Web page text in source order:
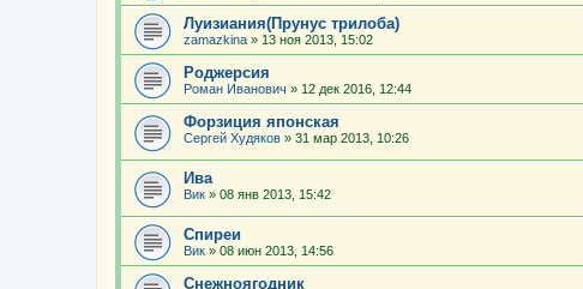
Луизиания(Прунус трилоба)
zamazkina » 13 ноя 2013, 15:02
Роджерсия
Роман Иванович » 12 дек 2016, 12:44
Форзиция японская
Сергей Худяков » 31 мар 2013, 10:26
Ива
Вик » 08 янв 2013, 15:42
Спиреи
Вик » 08 июн 2013, 14:56
Снежноягодник